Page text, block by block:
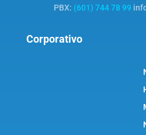
PBX: (601) 744 78 99
Corporativo